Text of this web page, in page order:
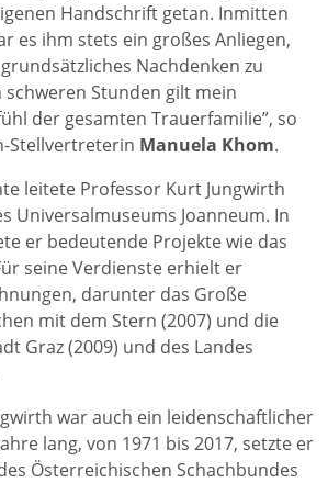
Handschrift getan. Inmitten
es ihm stets ein großes Anliegen,
Nachdenken zu
schweren Stunden gilt mein
der gesamten Trauerfamilie”, so
Stellvertreterin Manuela Khom.
leitete Professor Kurt Jungwirth
Universalmuseums Joanneum. In
er bedeutende Projekte wie das
seine Verdienste erhielt er
darunter das Große
mit dem Stern (2007) und die
Graz (2009) und des Landes
war auch ein leidenschaftlicher
lang, von 1971 bis 2017, setzte er
Österreichischen Schachbundes